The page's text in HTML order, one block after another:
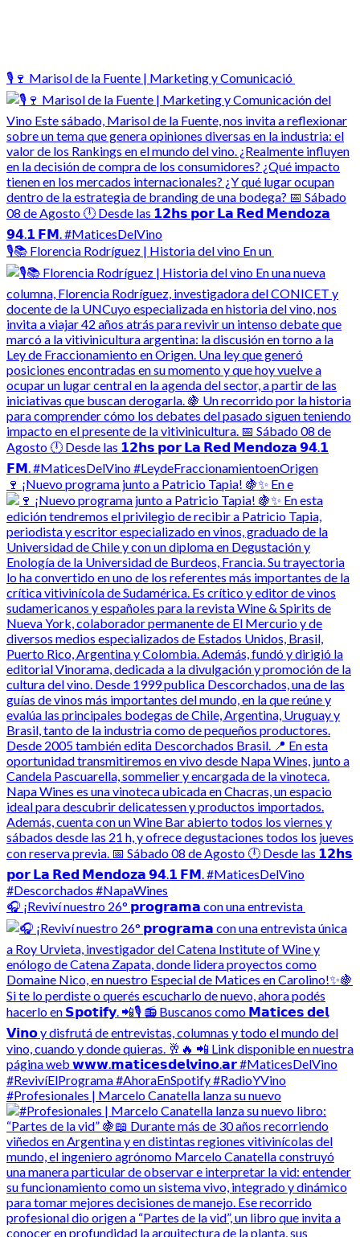
🎙️🍷 Marisol de la Fuente | Marketing y Comunicació
🎙️📚 Florencia Rodríguez | Historia del vino En un
🍷 ¡Nuevo programa junto a Patricio Tapia! 🍇✨ En e
🎧 ¡Reviví nuestro 26° 𝗽𝗿𝗼𝗴𝗿𝗮𝗺𝗮 con una entrevista
#Profesionales | Marcelo Canatella lanza su nuevo